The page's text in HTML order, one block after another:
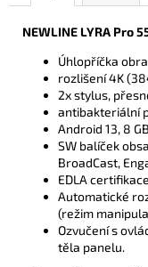
NEWLINE LYRA Pro
Úhlopříčka
rozlišení 4K
2x stylus,
antibakteriální
Android 13, 8
SW balíček
BroadCast,
EDLA
Automatické
(režim
Ozvučení s
těla panelu.